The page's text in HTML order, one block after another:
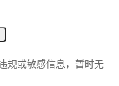
规或敏感信息，暂时无